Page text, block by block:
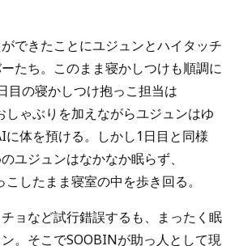
できたことにユジュンとハイタッチ
たち。このまま寝かしつけも順調に
目の寝かしつけ抱っこ担当は
ゃぶりを加えながらユジュンはゆ
に体を預ける。しかし1日目と同様
ユジュンはなかなか眠らず、
したまま寝室の中を歩き回る。
ョなど試行錯誤するも、まったく眠
。そこでSOOBINが助っ人として現